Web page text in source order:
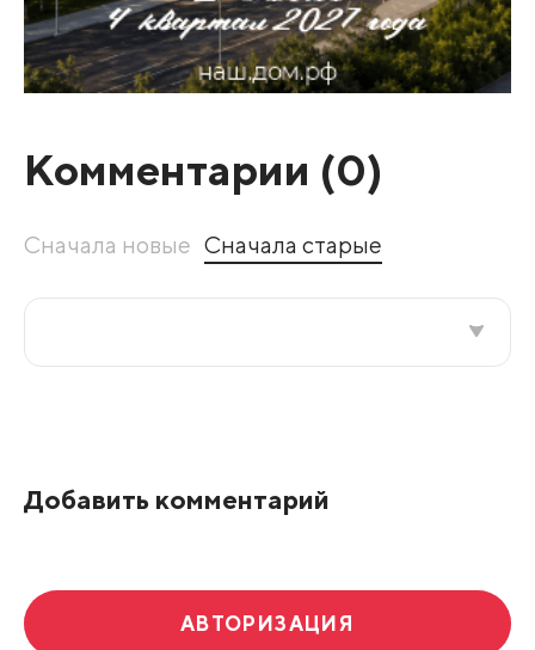
Комментарии (0)
Сначала новые Сначала старые
Добавить комментарий
АВТОРИЗАЦИЯ